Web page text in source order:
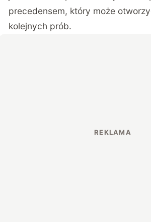
precedensem, który może
kolejnych prób.